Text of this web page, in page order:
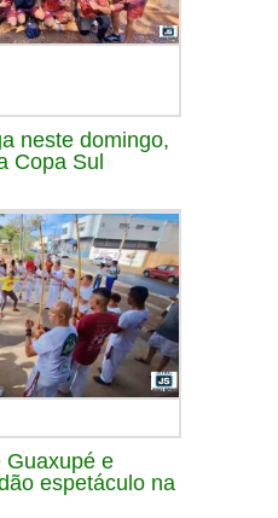
neste domingo,
Copa Sul
Guaxupé e
espetáculo na